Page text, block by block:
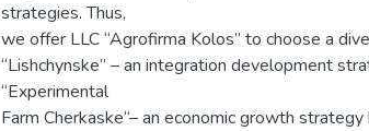
strategies. Thus,
we offer LLC “Agrofirma Kolos” to choose a
“Lishchynske” – an integration development
“Experimental
Farm Cherkaske“– an economic growth